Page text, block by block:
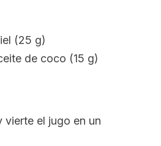
(25 g)
de coco (15 g)
vierte el jugo en un